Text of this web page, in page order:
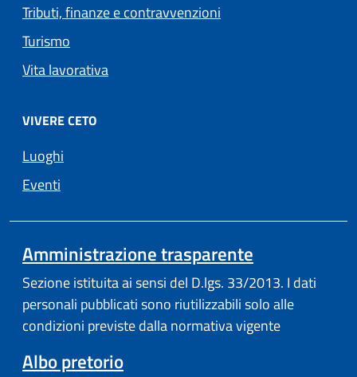
Tributi, finanze e contravvenzioni
Turismo
Vita lavorativa
VIVERE CETO
Luoghi
Eventi
Amministrazione trasparente
Sezione istituita ai sensi del D.lgs. 33/2013. I dati
personali pubblicati sono riutilizzabili solo alle
condizioni previste dalla normativa vigente
Albo pretorio